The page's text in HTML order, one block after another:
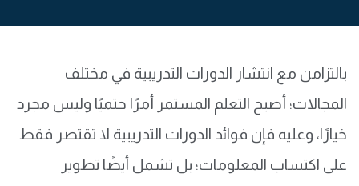
بالتزامن مع انتشار الدورات التدريبية في مختلف
المجالات؛ أصبح التعلم المستمر أمرًا حتميًا وليس مجرد
خيارًا، وعليه فإن فوائد الدورات التدريبية لا تقتصر فقط
على اكتساب المعلومات؛ بل تشمل أيضًا تطوير